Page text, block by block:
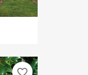
favorite_border